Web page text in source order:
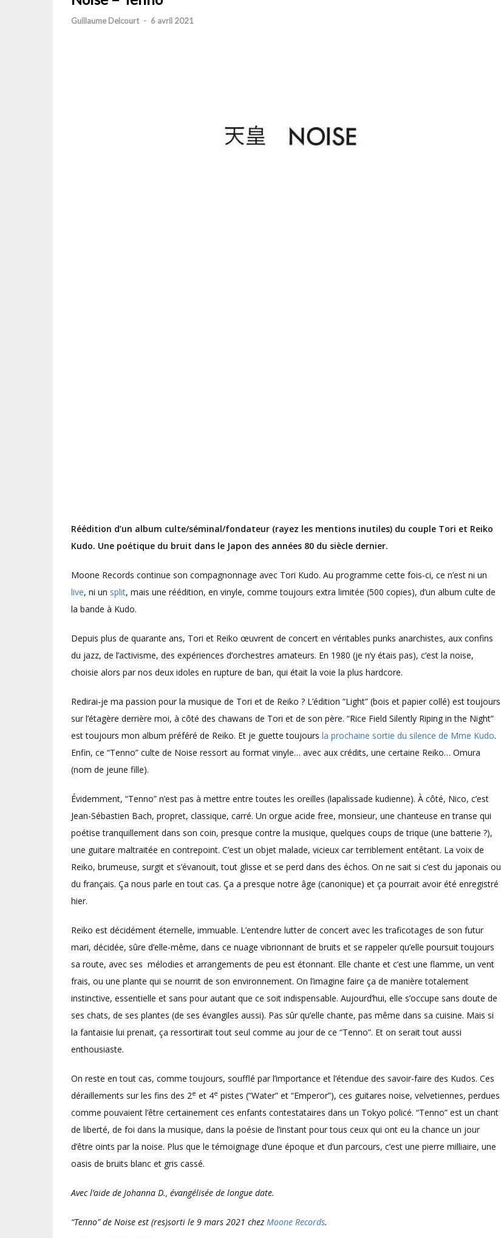
Guillaume Delcourt - 6 avril 2021
Réédition d’un album culte/séminal/fondateur (rayez les mentions inutiles) du couple Tori et Reiko
Kudo. Une poétique du bruit dans le Japon des années 80 du siècle dernier.
Moone Records continue son compagnonnage avec Tori Kudo. Au programme cette fois-ci, ce n’est ni un
live, ni un split, mais une réédition, en vinyle, comme toujours extra limitée (500 copies), d’un album culte de
la bande à Kudo.
Depuis plus de quarante ans, Tori et Reiko œuvrent de concert en véritables punks anarchistes, aux confins
du jazz, de l’activisme, des expériences d’orchestres amateurs. En 1980 (je n’y étais pas), c’est la noise,
choisie alors par nos deux idoles en rupture de ban, qui était la voie la plus hardcore.
Redirai-je ma passion pour la musique de Tori et de Reiko ? L’édition “Light” (bois et papier collé) est toujours
sur l’étagère derrière moi, à côté des chawans de Tori et de son père. “Rice Field Silently Riping in the Night”
est toujours mon album préféré de Reiko. Et je guette toujours la prochaine sortie du silence de Mme Kudo.
Enfin, ce “Tenno” culte de Noise ressort au format vinyle… avec aux crédits, une certaine Reiko… Omura
(nom de jeune fille).
Évidemment, “Tenno” n’est pas à mettre entre toutes les oreilles (lapalissade kudienne). À côté, Nico, c’est
Jean-Sébastien Bach, propret, classique, carré. Un orgue acide free, monsieur, une chanteuse en transe qui
poétise tranquillement dans son coin, presque contre la musique, quelques coups de trique (une batterie ?),
une guitare maltraitée en contrepoint. C’est un objet malade, vicieux car terriblement entêtant. La voix de
Reiko, brumeuse, surgit et s’évanouit, tout glisse et se perd dans des échos. On ne sait si c’est du japonais ou
du français. Ça nous parle en tout cas. Ça a presque notre âge (canonique) et ça pourrait avoir été enregistré
hier.
Reiko est décidément éternelle, immuable. L’entendre lutter de concert avec les traficotages de son futur
mari, décidée, sûre d’elle-même, dans ce nuage vibrionnant de bruits et se rappeler qu’elle poursuit toujours
sa route, avec ses mélodies et arrangements de peu est étonnant. Elle chante et c’est une flamme, un vent
frais, ou une plante qui se nourrit de son environnement. On l’imagine faire ça de manière totalement
instinctive, essentielle et sans pour autant que ce soit indispensable. Aujourd’hui, elle s’occupe sans doute de
ses chats, de ses plantes (de ses évangiles aussi). Pas sûr qu’elle chante, pas même dans sa cuisine. Mais si
la fantaisie lui prenait, ça ressortirait tout seul comme au jour de ce “Tenno”. Et on serait tout aussi
enthousiaste.
On reste en tout cas, comme toujours, soufflé par l’importance et l’étendue des savoir-faire des Kudos. Ces
déraillements sur les fins des 2e et 4e pistes (“Water” et “Emperor”), ces guitares noise, velvetiennes, perdues
comme pouvaient l’être certainement ces enfants contestataires dans un Tokyo policé. “Tenno” est un chant
de liberté, de foi dans la musique, dans la poésie de l’instant pour tous ceux qui ont eu la chance un jour
d’être oints par la noise. Plus que le témoignage d’une époque et d’un parcours, c’est une pierre milliaire, une
oasis de bruits blanc et gris cassé.
Avec l’aide de Johanna D., évangélisée de longue date.
“Tenno” de Noise est (res)sorti le 9 mars 2021 chez Moone Records.